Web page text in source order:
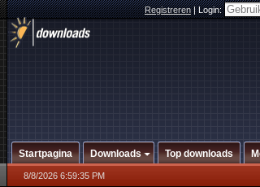
Registreren|Login:
Startpagina Downloads Top downloads
8/8/2026 6:59:35 PM